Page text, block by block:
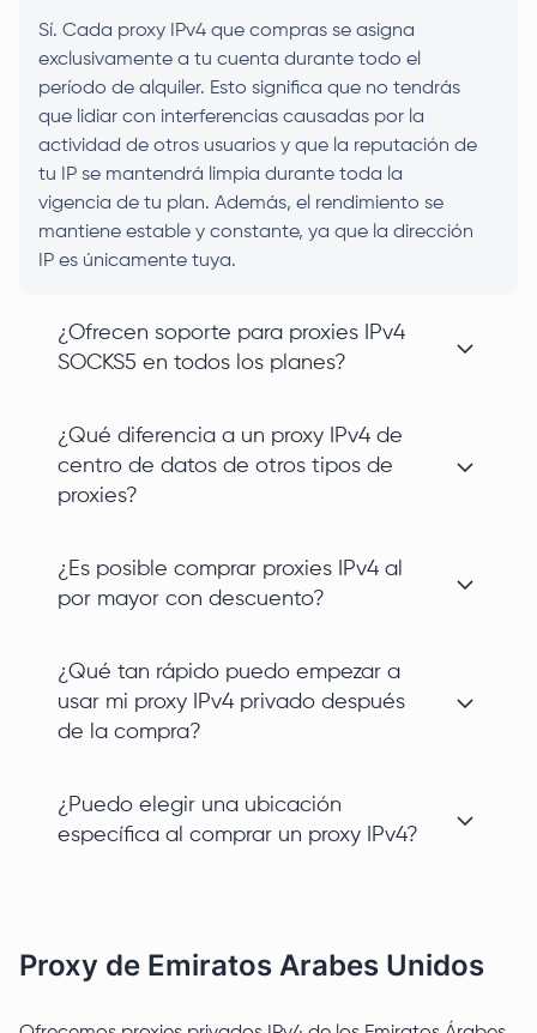
Sí. Cada proxy IPv4 que compras se asigna
exclusivamente a tu cuenta durante todo el
período de alquiler. Esto significa que no tendrás
que lidiar con interferencias causadas por la
actividad de otros usuarios y que la reputación de
tu IP se mantendrá limpia durante toda la
vigencia de tu plan. Además, el rendimiento se
mantiene estable y constante, ya que la dirección
IP es únicamente tuya.
¿Ofrecen soporte para proxies IPv4
SOCKS5 en todos los planes?
¿Qué diferencia a un proxy IPv4 de
centro de datos de otros tipos de
proxies?
¿Es posible comprar proxies IPv4 al
por mayor con descuento?
¿Qué tan rápido puedo empezar a
usar mi proxy IPv4 privado después
de la compra?
¿Puedo elegir una ubicación
específica al comprar un proxy IPv4?
Proxy de Emiratos Arabes Unidos